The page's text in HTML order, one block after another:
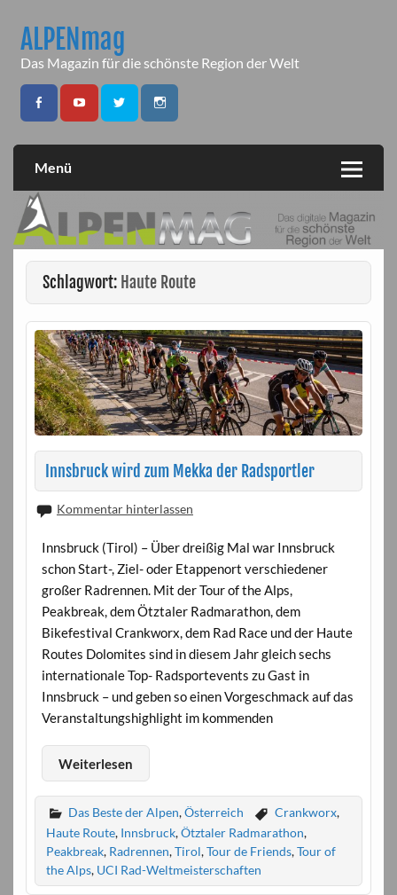
contentALPENmag
Das Magazin für die schönste Region der Welt
Menü
Schlagwort: Haute Route
Innsbruck wird zum Mekka der Radsportler
Kommentar hinterlassen
Innsbruck (Tirol) – Über dreißig Mal war Innsbruck
schon Start-, Ziel- oder Etappenort verschiedener
großer Radrennen. Mit der Tour of the Alps,
Peakbreak, dem Ötztaler Radmarathon, dem
Bikefestival Crankworx, dem Rad Race und der Haute
Routes Dolomites sind in diesem Jahr gleich sechs
internationale Top- Radsportevents zu Gast in
Innsbruck – und geben so einen Vorgeschmack auf das
Veranstaltungshighlight im kommenden
Weiterlesen
Das Beste der Alpen,Österreich Crankworx,
Haute Route, Innsbruck,Ötztaler Radmarathon,
Peakbreak, Radrennen,Tirol,Tour de Friends,Tour of
the Alps, UCI Rad-Weltmeisterschaften